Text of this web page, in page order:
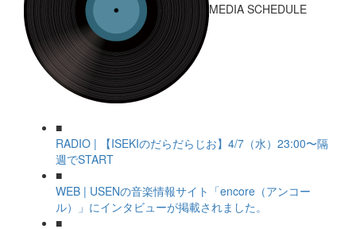
MEDIA SCHEDULE
■
RADIO | 【ISEKIのだらだらじお】4/7（水）23:00〜隔
週でSTART
■
WEB | USENの音楽情報サイト「encore（アンコー
ル）」にインタビューが掲載されました。
■